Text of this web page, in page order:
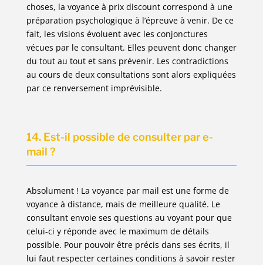
choses, la voyance à prix discount correspond à une
préparation psychologique à l’épreuve à venir. De ce
fait, les visions évoluent avec les conjonctures
vécues par le consultant. Elles peuvent donc changer
du tout au tout et sans prévenir. Les contradictions
au cours de deux consultations sont alors expliquées
par ce renversement imprévisible.
14. Est-il possible de consulter par e-
mail ?
Absolument ! La voyance par mail est une forme de
voyance à distance, mais de meilleure qualité. Le
consultant envoie ses questions au voyant pour que
celui-ci y réponde avec le maximum de détails
possible. Pour pouvoir être précis dans ses écrits, il
lui faut respecter certaines conditions à savoir rester